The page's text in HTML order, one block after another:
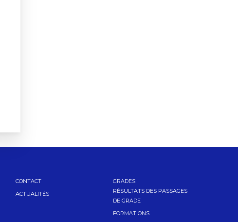
CONTACT
ACTUALITÉS
GRADES
RÉSULTATS DES PASSAGES
DE GRADE
FORMATIONS